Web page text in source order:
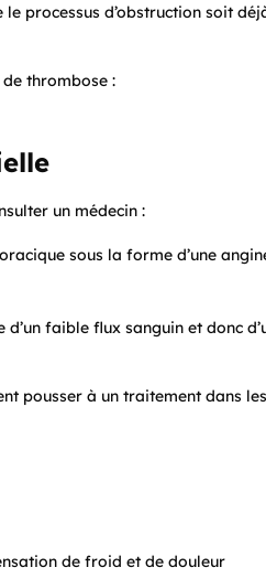
processus d’obstruction soit
thrombose :
un médecin :
sous la forme d’une
faible flux sanguin et donc
pousser à un traitement dans
de froid et de douleur